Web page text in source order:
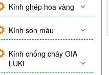
Liên hệ
Kính điêu khắc
Kính ghép hoa vàng
Kính sơn màu
Kính chống cháy GIA
LUKI